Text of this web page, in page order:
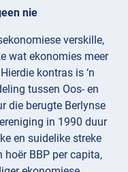
nie
verskille,
wat ekonomies meer
kontras is ‘n
tussen Oos- en
die berugte Berlynse
in 1990 duur
en suidelike streke
hoër BBP per capita,